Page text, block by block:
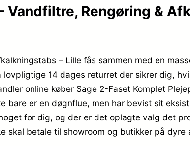
Vandfiltre, Rengøring &
– Lille fås sammen med en
14 dages returret der sikrer dig,
online køber Sage 2-Faset Komplet
bare er en døgnflue, men har bevist sit
for dig, og der er det oplagte valg det
skal betale til showroom og butikker på dyre